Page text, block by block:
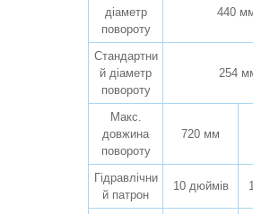
діаметр
повороту
440
Стандартни
й діаметр
повороту
254
Макс.
довжина
повороту
720 мм
Гідравлічни
й патрон
10 дюймів